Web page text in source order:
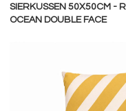
SIERKUSSEN 50X50CM -
OCEAN DOUBLE FACE